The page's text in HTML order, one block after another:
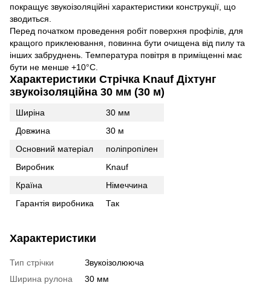
покращує звукоізоляційні характеристики конструкції, що
зводиться.
Перед початком проведення робіт поверхня профілів, для
кращого приклеювання, повинна бути очищена від пилу та
інших забруднень. Температура повітря в приміщенні має
бути не менше +10°С.
Характеристики Стрічка Knauf Діхтунг
звукоізоляційна 30 мм (30 м)
Ширіна
30 мм
Довжина
30 м
Основний матеріал
поліпропілен
Виробник
Knauf
Країна
Німеччина
Гарантія виробника
Так
Характеристики
Тип стрічки
Звукоізолююча
Ширина рулона
30 мм